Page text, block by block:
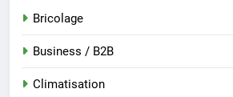
Bricolage
Business / B2B
Climatisation